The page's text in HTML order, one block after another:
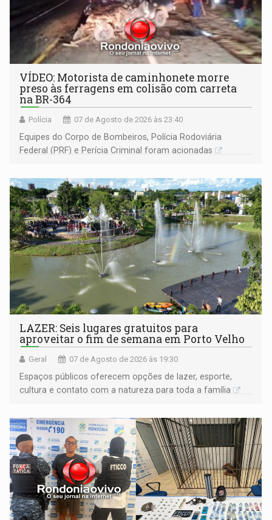
VÍDEO: Motorista de caminhonete morre
preso às ferragens em colisão com carreta
na BR-364
Polícia 07 de Agosto de 2026 às 23:40
Equipes do Corpo de Bombeiros, Polícia Rodoviária
Federal (PRF) e Perícia Criminal foram acionadas
LAZER: Seis lugares gratuitos para
aproveitar o fim de semana em Porto Velho
Geral 07 de Agosto de 2026 às 19:30
Espaços públicos oferecem opções de lazer, esporte,
cultura e contato com a natureza para toda a família